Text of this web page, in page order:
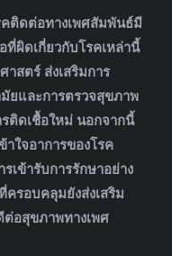
คติดต่อทางเพศสัมพันธ์มี
ผิดเกี่ยวกับโรคเหล่านี้
สตร์ ส่งเสริมการ
มัยและการตรวจสุขภาพ
ติดเชื้อใหม่ นอกจากนี้
าใจอาการของโรค
เข้ารับการรักษาอย่าง
ครอบคลุมยังส่งเสริม
อสุขภาพทางเพศ